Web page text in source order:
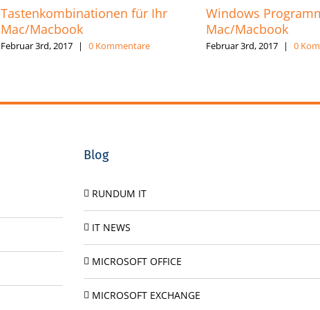
Tastenkombinationen für Ihr
Mac/Macbook
Februar 3rd, 2017 | 0 Kommentare
Windows
Mac/Macbook
Februar 3rd, 2017 | 0
Blog
RUNDUM IT
IT NEWS
MICROSOFT OFFICE
MICROSOFT EXCHANGE